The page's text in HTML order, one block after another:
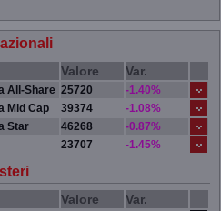
Valore Var.
All-Share 25720
-1.40%
Mid Cap
39374
-1.08%
Star
46268
-0.87%
23707 -1.45%
Valore Var.